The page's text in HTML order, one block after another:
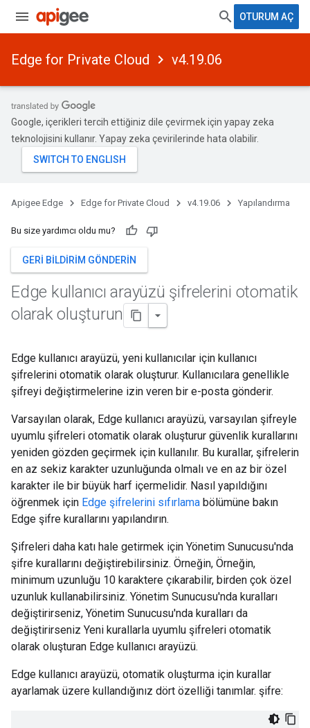
OTURUM AÇ
Edge for Private Cloud v4.19.06
Google, içerikleri tercih ettiğiniz dile çevirmek için yapay zeka
teknolojisini kullanır. Yapay zeka çevirilerinde hata olabilir.
Apigee Edge Edge for Private Cloud v4.19.06 Yapılandırma
Bu size yardımcı oldu mu?
GERI BILDIRIM GÖNDERIN
Edge kullanıcı arayüzü şifrelerini otomatik
olarak oluşturun
Edge kullanıcı arayüzü, yeni kullanıcılar için kullanıcı
şifrelerini otomatik olarak oluşturur. Kullanıcılara genellikle
şifreyi değiştirmelerine izin veren bir e-posta gönderir.
Varsayılan olarak, Edge kullanıcı arayüzü, varsayılan şifreyle
uyumlu şifreleri otomatik olarak oluşturur güvenlik kurallarını
yeniden gözden geçirmek için kullanılır. Bu kurallar, şifrelerin
en az sekiz karakter uzunluğunda olmalı ve en az bir özel
karakter ile bir büyük harf içermelidir. Nasıl yapıldığını
öğrenmek için Edge şifrelerini sıfırlama bölümüne bakın
Edge şifre kurallarını yapılandırın.
Şifreleri daha katı hale getirmek için Yönetim Sunucusu'nda
şifre kurallarını değiştirebilirsiniz. Örneğin, Örneğin,
minimum uzunluğu 10 karaktere çıkarabilir, birden çok özel
uzunluk kullanabilirsiniz. Yönetim Sunucusu'nda kuralları
değiştirirseniz, Yönetim Sunucusu'nda kuralları da
değiştirirseniz Yeni kurallarla uyumlu şifreleri otomatik
olarak oluşturan Edge kullanıcı arayüzü.
Edge kullanıcı arayüzü, otomatik oluşturma için kurallar
ayarlamak üzere kullandığınız dört özelliği tanımlar. şifre: